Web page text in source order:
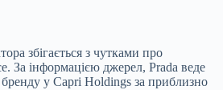
збігається з чутками про
За інформацією джерел, Prada веде
у Capri Holdings за приблизно